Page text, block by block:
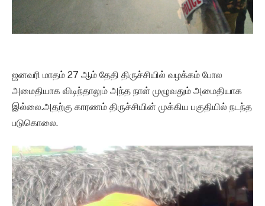
ஜனவரி மாதம் 27 ஆம் தேதி திருச்சியில் வழக்கம் போல
அமைதியாக விடிந்தாலும் அந்த நாள் முழுவதும் அமைதியாக
இல்லை.அதற்கு காரணம் திருச்சியின் முக்கிய பகுதியில் நடந்த
படுகொலை.